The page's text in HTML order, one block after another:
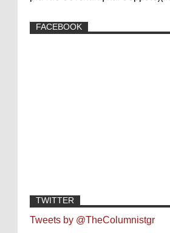
FACEBOOK
TWITTER
Tweets by @TheColumnistgr